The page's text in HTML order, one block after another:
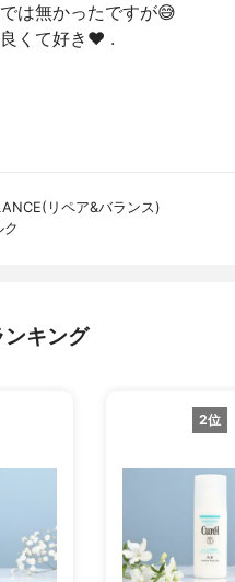
は無かったですが😅
くて好き❤️ .
リペア&バランス)
ク
キング
2位